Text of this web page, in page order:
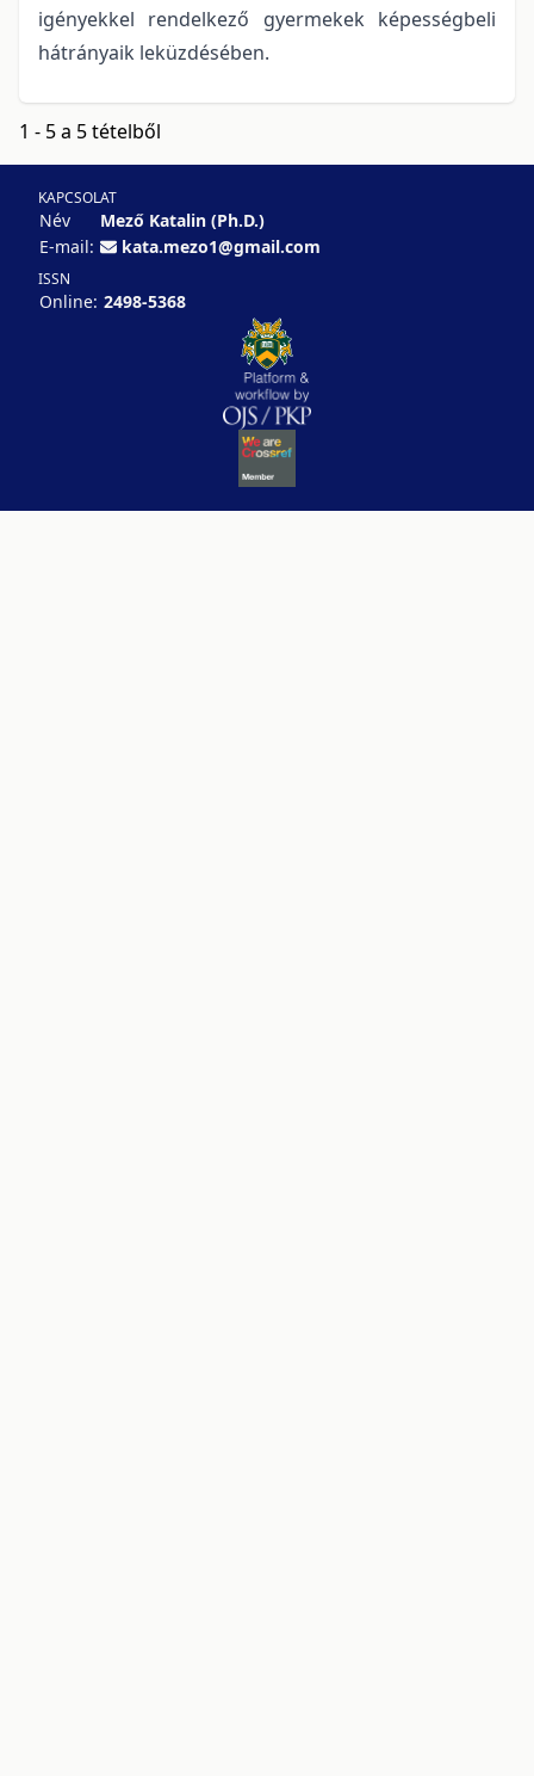
igényekkel rendelkező gyermekek képességbeli
hátrányaik leküzdésében.
1 - 5 a 5 tételből
KAPCSOLAT
Név
Mező Katalin (Ph.D.)
E-mail:
kata.mezo1@gmail.com
ISSN
Online: 2498-5368